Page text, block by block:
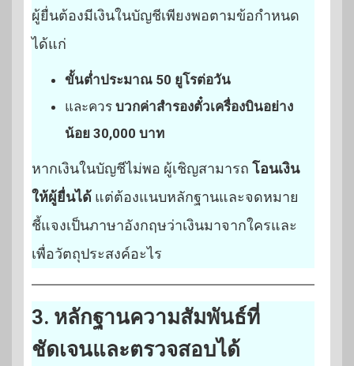
ผู้ยื่นต้องมีเงินในบัญชีเพียงพอตามข้อกำหนด
ได้แก่
ขั้นต่ำประมาณ 50 ยูโรต่อวัน
และควร บวกค่าสำรองตั๋วเครื่องบินอย่าง
น้อย 30,000 บาท
หากเงินในบัญชีไม่พอ ผู้เชิญสามารถ โอนเงิน
ให้ผู้ยื่นได้ แต่ต้องแนบหลักฐานและจดหมาย
ชี้แจงเป็นภาษาอังกฤษว่าเงินมาจากใครและ
เพื่อวัตถุประสงค์อะไร
3. หลักฐานความสัมพันธ์ที่
ชัดเจนและตรวจสอบได้